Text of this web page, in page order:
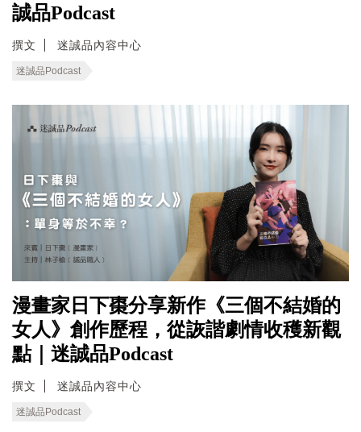
誠品Podcast
撰文 迷誠品內容中心
迷誠品Podcast
漫畫家日下棗分享新作《三個不結婚的
女人》創作歷程，從詼諧劇情收穫新觀
點｜迷誠品Podcast
撰文 迷誠品內容中心
迷誠品Podcast